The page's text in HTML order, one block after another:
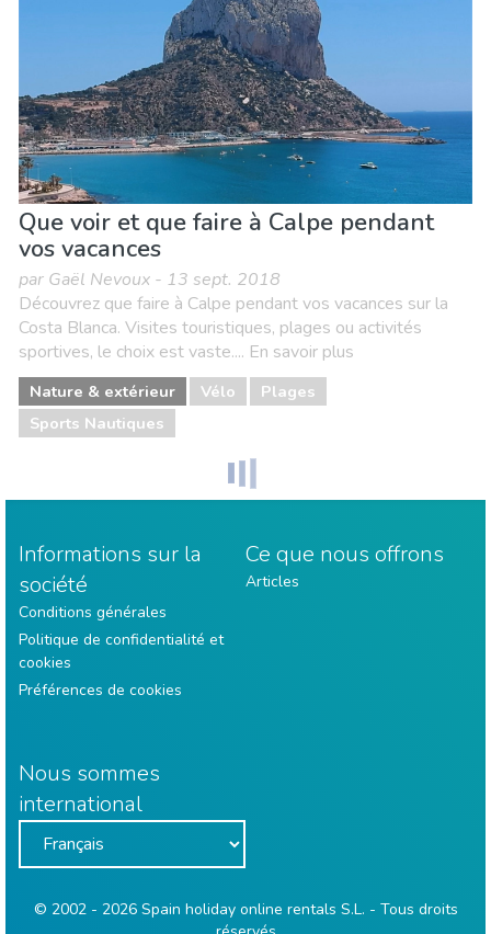
Que voir et que faire à Calpe pendant
vos vacances
par Gaël Nevoux - 13 sept. 2018
Découvrez que faire à Calpe pendant vos vacances sur la
Costa Blanca. Visites touristiques, plages ou activités
sportives, le choix est vaste.... En savoir plus
Nature & extérieur Vélo
Plages
Sports Nautiques
Informations sur la
société
Conditions générales
Politique de confidentialité et
cookies
Préférences de cookies
Ce que nous offrons
Articles
Nous sommes
international
© 2002 - 2026 Spain holiday online rentals S.L. - Tous droits